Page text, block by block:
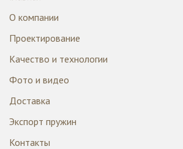
О компании
Проектирование
Качество и технологии
Фото и видео
Доставка
Экспорт пружин
Контакты